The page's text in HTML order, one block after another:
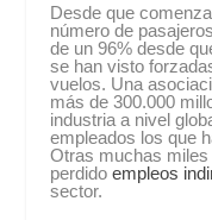
Desde que
número de
de un 96% desde
se han visto
vuelos. Una
más de 300.000
industria a nivel
empleados los que
Otras muchas
perdidoempleos
sector.